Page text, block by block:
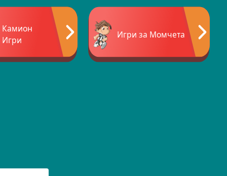
Камион
Игри
Игри за Момчета